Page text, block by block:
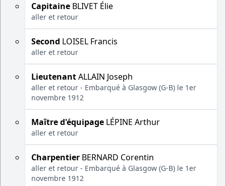
Capitaine BLIVET Élie
aller et retour
Second LOISEL Francis
aller et retour
LieutenantALLAIN Joseph
aller et retour - Embarqué à Glasgow (G-B) le 1er
novembre 1912
Maître d'équipage LÉPINE Arthur
aller et retour
Charpentier BERNARD Corentin
aller et retour - Embarqué à Glasgow (G-B) le 1er
novembre 1912